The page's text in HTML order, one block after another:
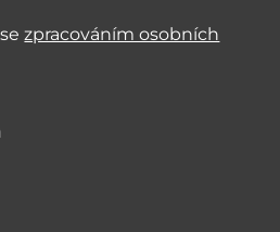
zpracováním osobních